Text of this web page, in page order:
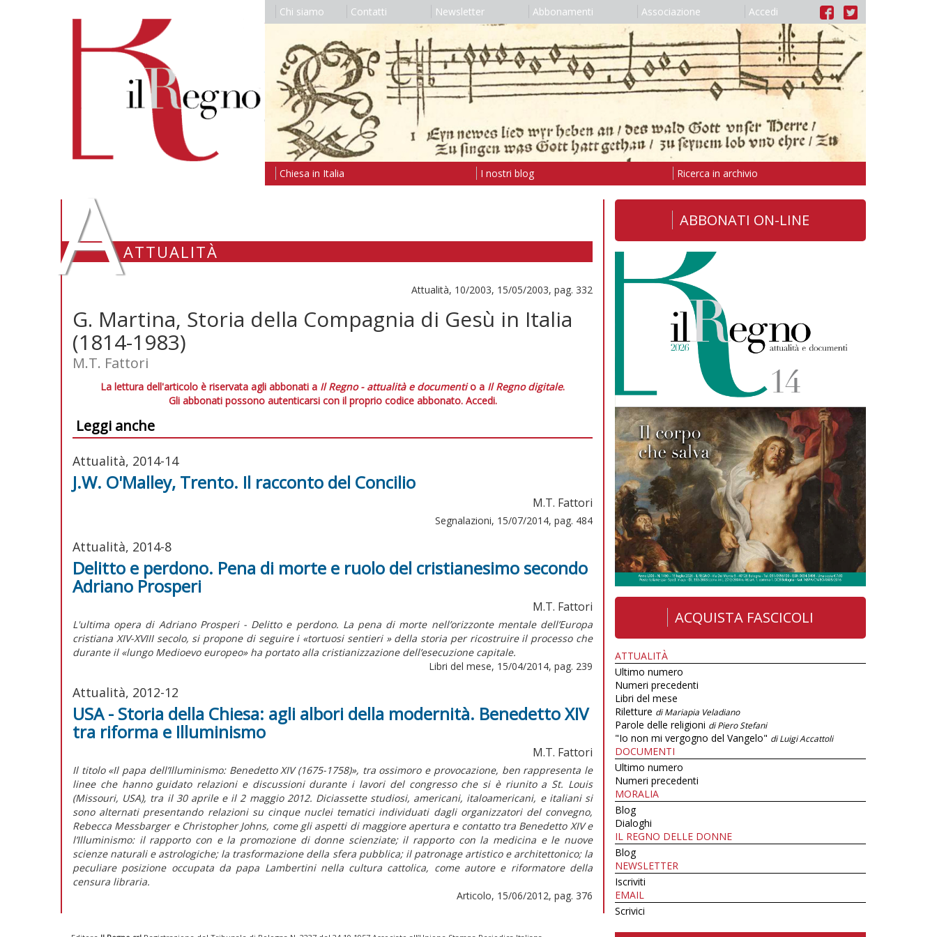
Chi siamo Contatti Newsletter Abbonamenti Associazione Accedi
Chiesa in Italia I nostri blog Ricerca in archivio
AATTUALITÀ
Attualità, 10/2003, 15/05/2003, pag. 332
G. Martina, Storia della Compagnia di Gesù in Italia
(1814-1983)
M.T. Fattori
La lettura dell'articolo è riservata agli abbonati a Il Regno - attualità e documentio a Il Regno digitale.
Gli abbonati possono autenticarsi con il proprio codice abbonato. Accedi.
Leggi anche
Attualità, 2014-14
J.W. O'Malley, Trento. Il racconto del Concilio
M.T. Fattori
Segnalazioni, 15/07/2014, pag. 484
Attualità, 2014-8
Delitto e perdono. Pena di morte e ruolo del cristianesimo secondo
Adriano Prosperi
M.T. Fattori
L'ultima opera di Adriano Prosperi - Delitto e perdono. La pena di morte nell’orizzonte mentale dell’Europa
cristiana XIV-XVIII secolo, si propone di seguire i «tortuosi sentieri » della storia per ricostruire il processo che
durante il «lungo Medioevo europeo» ha portato alla cristianizzazione dell’esecuzione capitale.
Libri del mese, 15/04/2014, pag. 239
Attualità, 2012-12
USA - Storia della Chiesa: agli albori della modernità. Benedetto XIV
tra riforma e Illuminismo
M.T. Fattori
Il titolo «Il papa dell’Illuminismo: Benedetto XIV (1675-1758)», tra ossimoro e provocazione, ben rappresenta le
linee che hanno guidato relazioni e discussioni durante i lavori del congresso che si è riunito a St. Louis
(Missouri, USA), tra il 30 aprile e il 2 maggio 2012. Diciassette studiosi, americani, italoamericani, e italiani si
sono alternati presentando relazioni su cinque nuclei tematici individuati dagli organizzatori del convegno,
Rebecca Messbarger e Christopher Johns, come gli aspetti di maggiore apertura e contatto tra Benedetto XIV e
l’Illuminismo: il rapporto con e la promozione di donne scienziate; il rapporto con la medicina e le nuove
scienze naturali e astrologiche; la trasformazione della sfera pubblica; il patronage artistico e architettonico; la
peculiare posizione occupata da papa Lambertini nella cultura cattolica, come autore e riformatore della
censura libraria.
Articolo, 15/06/2012, pag. 376
ABBONATI ON-LINE
ACQUISTA FASCICOLI
ATTUALITÀ
Ultimo numero
Numeri precedenti
Libri del mese
Riletture di Mariapia Veladiano
Parole delle religioni di Piero Stefani
"Io non mi vergogno del Vangelo" di Luigi Accattoli
DOCUMENTI
Ultimo numero
Numeri precedenti
MORALIA
Blog
Dialoghi
IL REGNO DELLE DONNE
Blog
NEWSLETTER
Iscriviti
EMAIL
Scrivici